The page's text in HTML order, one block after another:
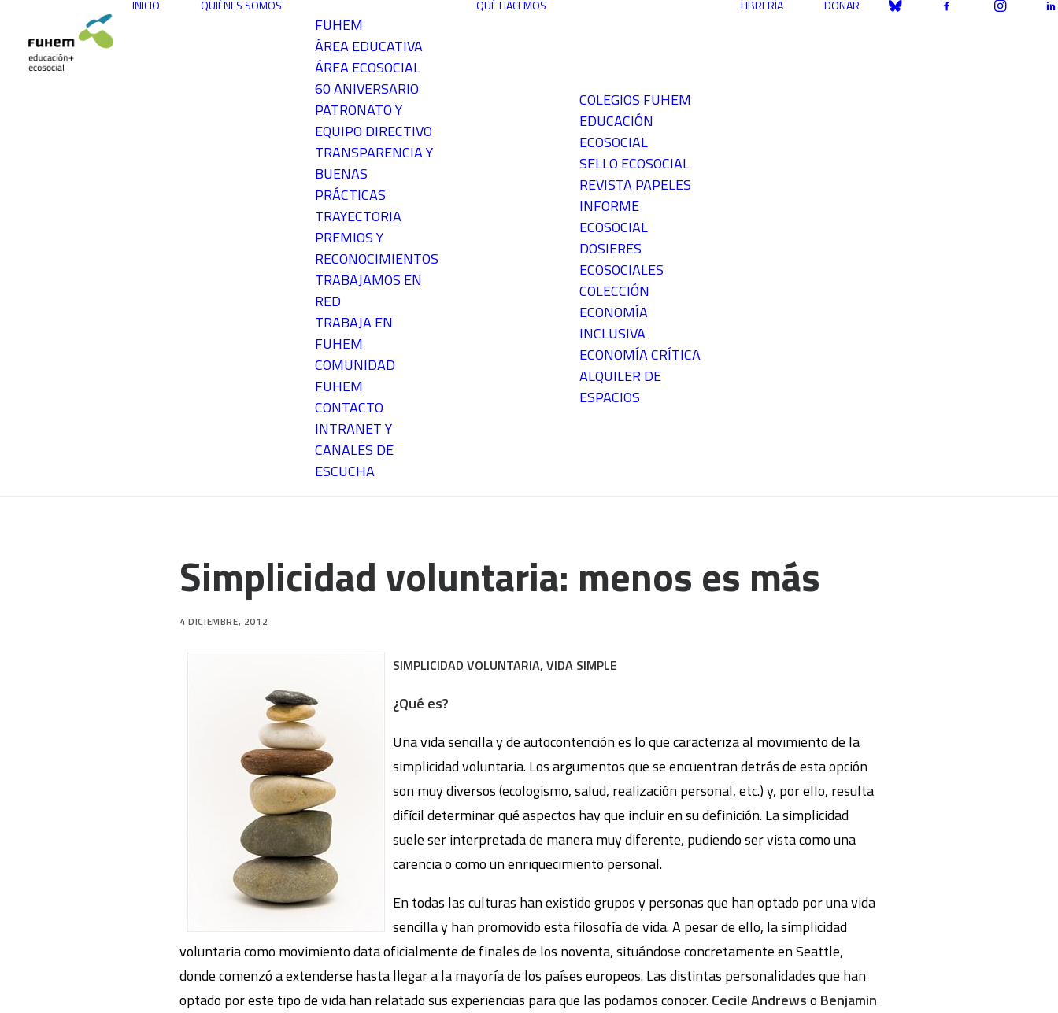
INICIO QUIÉNES SOMOS
FUHEM
ÁREA EDUCATIVA
ÁREA ECOSOCIAL
60 ANIVERSARIO
PATRONATO Y
EQUIPO DIRECTIVO
TRANSPARENCIA Y
BUENAS
PRÁCTICAS
TRAYECTORIA
PREMIOS Y
RECONOCIMIENTOS
TRABAJAMOS EN
RED
TRABAJA EN
FUHEM
COMUNIDAD
FUHEM
CONTACTO
INTRANET Y
CANALES DE
ESCUCHA
QUÉ HACEMOS
COLEGIOS FUHEM
EDUCACIÓN
ECOSOCIAL
SELLO ECOSOCIAL
REVISTA PAPELES
INFORME
ECOSOCIAL
DOSIERES
ECOSOCIALES
COLECCIÓN
ECONOMÍA
INCLUSIVA
ECONOMÍA CRÍTICA
ALQUILER DE
ESPACIOS
LIBRERÍA DONAR
Simplicidad voluntaria: menos es más
4 DICIEMBRE, 2012
SIMPLICIDAD VOLUNTARIA, VIDA SIMPLE
¿Qué es?
Una vida sencilla y de autocontención es lo que caracteriza al movimiento de la
simplicidad voluntaria. Los argumentos que se encuentran detrás de esta opción
son muy diversos (ecologismo, salud, realización personal, etc.) y, por ello, resulta
difícil determinar qué aspectos hay que incluir en su definición. La simplicidad
suele ser interpretada de manera muy diferente, pudiendo ser vista como una
carencia o como un enriquecimiento personal.
En todas las culturas han existido grupos y personas que han optado por una vida
sencilla y han promovido esta filosofía de vida. A pesar de ello, la simplicidad
voluntaria como movimiento data oficialmente de finales de los noventa, situándose concretamente en Seattle,
donde comenzó a extenderse hasta llegar a la mayoría de los países europeos. Las distintas personalidades que han
optado por este tipo de vida han relatado sus experiencias para que las podamos conocer.Cecile Andrewso Benjamin